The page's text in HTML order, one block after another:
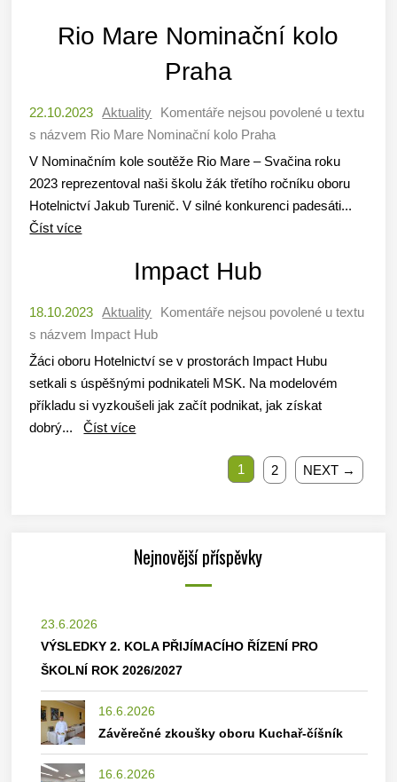
Rio Mare Nominační kolo
Praha
22.10.2023 Aktuality Komentáře nejsou povolené u textu
s názvem Rio Mare Nominační kolo Praha
V Nominačním kole soutěže Rio Mare – Svačina roku
2023 reprezentoval naši školu žák třetího ročníku oboru
Hotelnictví Jakub Turenič. V silné konkurenci padesáti...
Číst více
Impact Hub
18.10.2023 Aktuality Komentáře nejsou povolené u textu
s názvem Impact Hub
Žáci oboru Hotelnictví se v prostorách Impact Hubu
setkali s úspěšnými podnikateli MSK. Na modelovém
příkladu si vyzkoušeli jak začít podnikat, jak získat
dobrý...Číst více
1 2 NEXT →
Nejnovější příspěvky
23.6.2026
VÝSLEDKY 2. KOLA PŘIJÍMACÍHO ŘÍZENÍ PRO
ŠKOLNÍ ROK 2026/2027
16.6.2026
Závěrečné zkoušky oboru Kuchař-číšník
16.6.2026